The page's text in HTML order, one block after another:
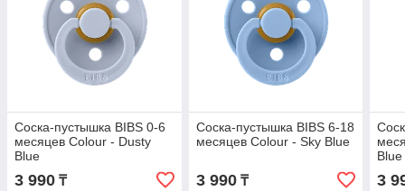
Cоска-пустышка BIBS 0-6
месяцев Colour - Dusty
Blue
3 990 ₸
Cоска-пустышка BIBS 6-18
месяцев Colour - Sky Blue
3 990₸
Blue
3